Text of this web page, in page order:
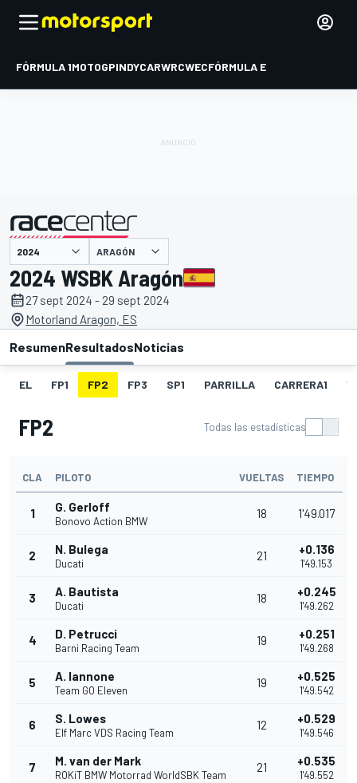
FÓRMULA 1MOTOGPINDYCARWRCWECFÓRMULA E
presentado por ARAGÓN
2024 WSBK Aragón
27 sept 2024 - 29 sept 2024
Motorland Aragon, ES
ResumenResultadosNoticias
EL FP1 FP2 FP3 SP1 PARRILLA CARRERA1
FP2 Todas las estadísticas
CLA PILOTO VUELTAS TIEMPO
1 G. Gerloff
Bonovo Action BMW
18 1'49.017
2 N. Bulega
Ducati
21 +0.136
1'49.153
3 A. Bautista
Ducati
18 +0.245
1'49.262
4 D. Petrucci
Barni Racing Team
19 +0.251
1'49.268
5 A. Iannone
Team GO Eleven
19 +0.525
1'49.542
6 S. Lowes
Elf Marc VDS Racing Team
12 +0.529
1'49.546
7 M. van der Mark
ROKiT BMW Motorrad WorldSBK Team
21 +0.535
1'49.552